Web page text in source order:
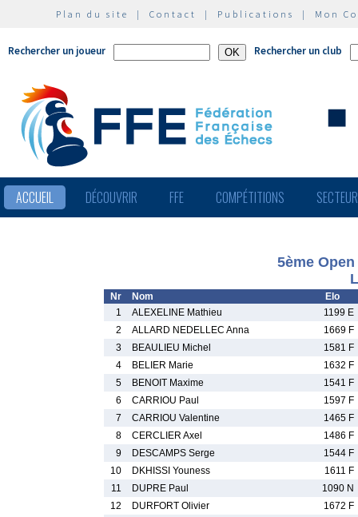
Plan du site | Contact | Publications | Mon
Rechercher un joueur Rechercher un club
ACCUEIL DÉCOUVRIR FFE COMPÉTITIONS
5ème
Nr Nom
Elo
1
ALEXELINE Mathieu
1199 E
2
ALLARD NEDELLEC Anna
1669 F
3
BEAULIEU Michel
1581 F
4
BELIER Marie
1632 F
5
BENOIT Maxime
1541 F
6
CARRIOU Paul
1597 F
7
CARRIOU Valentine
1465 F
8
CERCLIER Axel
1486 F
9
DESCAMPS Serge
1544 F
10
DKHISSI Youness
1611 F
11
DUPRE Paul
1090 N
12
DURFORT Olivier
1672 F